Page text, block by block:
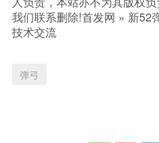
我们联系删除!首发网 » 新52
技术交流
弹弓